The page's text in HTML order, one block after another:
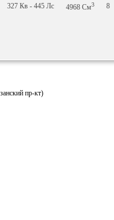
327 Кв - 445 Лс 4968 См3 8
пр-кт)